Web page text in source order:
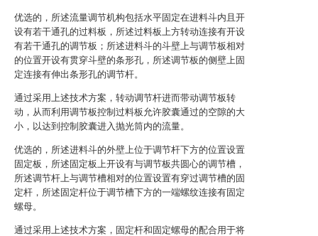
优选的，所述流量调节机构包括水平固定在进料斗内且开
设有若干通孔的过料板，所述过料板上方转动连接有开设
有若干通孔的调节板；所述进料斗的斗壁上与调节板相对
的位置开设有贯穿斗壁的条形孔，所述调节板的侧壁上固
定连接有伸出条形孔的调节杆。
通过采用上述技术方案，转动调节杆进而带动调节板转
动，从而利用调节板控制过料板允许胶囊通过的空隙的大
小，以达到控制胶囊进入抛光筒内的流量。
优选的，所述进料斗的外壁上位于调节杆下方的位置设置
固定板，所述固定板上开设有与调节板共圆心的调节槽，
所述调节杆上与调节槽相对的位置设置有穿过调节槽的固
定杆，所述固定杆位于调节槽下方的一端螺纹连接有固定
螺母。
通过采用上述技术方案，固定杆和固定螺母的配合用于将